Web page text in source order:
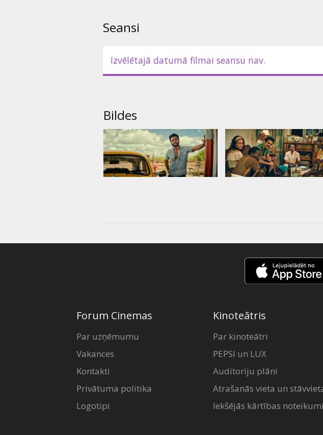
Seansi
Izvēlētajā datumā filmai seansu nav.
Bildes
Forum Cinemas
Par uzņēmumu
Vakances
Kontakti
Privātuma politika
Logotipi
Kinoteātris
Par kinoteātri
PEPSI un LUX
Auditoriju plāni
Atrašanās vieta un
Iekšējās kārtības noteikumi